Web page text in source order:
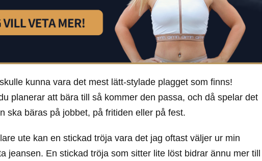
kunna vara det mest lätt-stylade plagget som finns!
planerar att bära till så kommer den passa, och då spelar det
ska bäras på jobbet, på fritiden eller på fest.
ute kan en stickad tröja vara det jag oftast väljer ur min
jeansen. En stickad tröja som sitter lite löst bidrar ännu mer till